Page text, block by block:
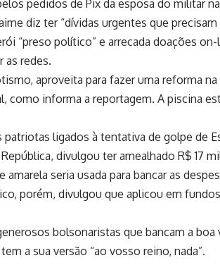
pedidos de Pix da esposa do militar
diz ter “dívidas urgentes que precisam
“preso político” e arrecada doações
as redes.
aproveita para fazer uma reforma na
como informa a reportagem. A piscina
ligados à tentativa de golpe de
divulgou ter amealhado R$ 17
seria usada para bancar as
porém, divulgou que aplicou em
bolsonaristas que bancam a boa
a sua versão “ao vosso reino, nada”.